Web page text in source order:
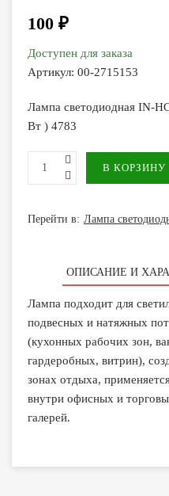
100 ₽
Доступен для заказа
Артикул: 00-2715153
Лампа светодиодная IN-
Вт ) 4783
Перейти в: Лампа
ОПИСАНИЕ И
Лампа подходит для
подвесных и натяжных
(кухонных рабочих зон,
гардеробных, витрин),
зонах отдыха,
внутри офисных и
галерей.